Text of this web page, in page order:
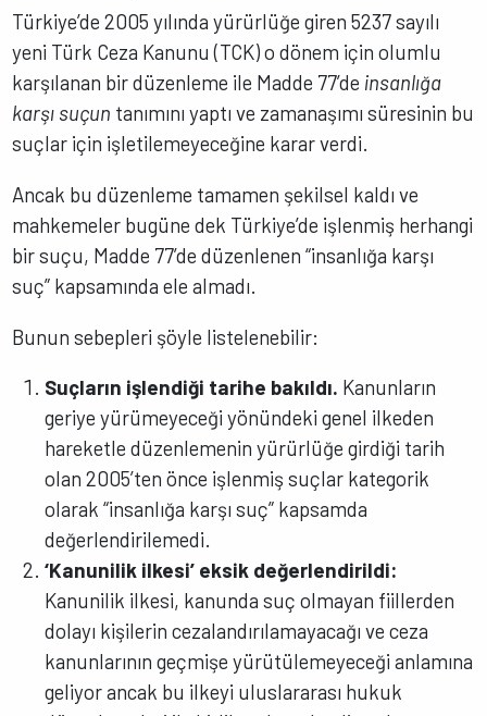
Türkiye’de 2005 yılında yürürlüğe giren 5237 sayılı
yeni Türk Ceza Kanunu (TCK) o dönem için olumlu
karşılanan bir düzenleme ile Madde 77’de insanlığa
karşı suçun tanımını yaptı ve zamanaşımı süresinin bu
suçlar için işletilemeyeceğine karar verdi.
Ancak bu düzenleme tamamen şekilsel kaldı ve
mahkemeler bugüne dek Türkiye’de işlenmiş herhangi
bir suçu, Madde 77’de düzenlenen “insanlığa karşı
suç” kapsamında ele almadı.
Bunun sebepleri şöyle listelenebilir:
Suçların işlendiği tarihe bakıldı. Kanunların
geriye yürümeyeceği yönündeki genel ilkeden
hareketle düzenlemenin yürürlüğe girdiği tarih
olan 2005’ten önce işlenmiş suçlar kategorik
olarak “insanlığa karşı suç” kapsamda
değerlendirilemedi.
‘Kanunilik ilkesi’ eksik değerlendirildi:
Kanunilik ilkesi, kanunda suç olmayan fiillerden
dolayı kişilerin cezalandırılamayacağı ve ceza
kanunlarının geçmişe yürütülemeyeceği anlamına
geliyor ancak bu ilkeyi uluslararası hukuk